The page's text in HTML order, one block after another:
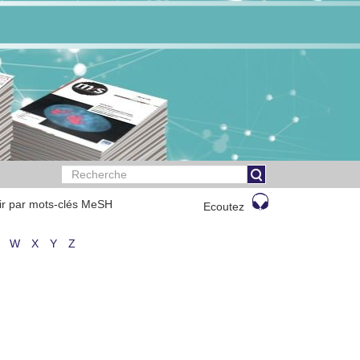
par mots-clés MeSH Ecoutez
W X Y Z